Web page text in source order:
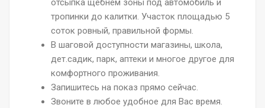
отсыпка щебнем зоны под автомобиль и
тропинки до калитки. Участок площадью 5
соток ровный, правильной формы.
В шаговой доступности магазины, школа,
дет.садик, парк, аптеки и многое другое для
комфортного проживания.
Запишитесь на показ прямо сейчас.
Звоните в любое удобное для Вас время.